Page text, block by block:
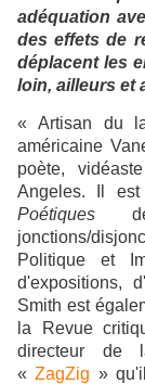
adéquation
des effets de
déplacent les
loin, ailleurs et
« Artisan du
américaine
poète,
Angeles. Il
Poétiques
jonctions/
Politique et
d'expositions,
Smith est
la Revue
directeur de
«ZagZig »